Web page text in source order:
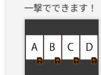
一撃でできます！